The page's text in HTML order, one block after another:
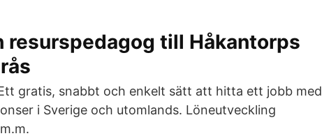
resurspedagog till Håkantorps
gratis, snabbt och enkelt sätt att hitta ett jobb med
i Sverige och utomlands. Löneutveckling